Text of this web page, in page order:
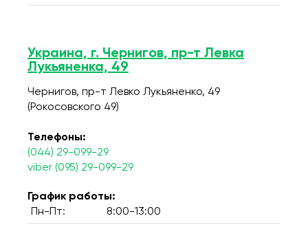
Украина, г. Чернигов, пр-т Левка
Лукьяненка, 49
Чернигов, пр-т Левко Лукьяненко, 49
(Рокосовского 49)
Телефоны:
(044) 29-099-29
viber (095) 29-099-29
График работы:
Пн-Пт:
8:00-13:00